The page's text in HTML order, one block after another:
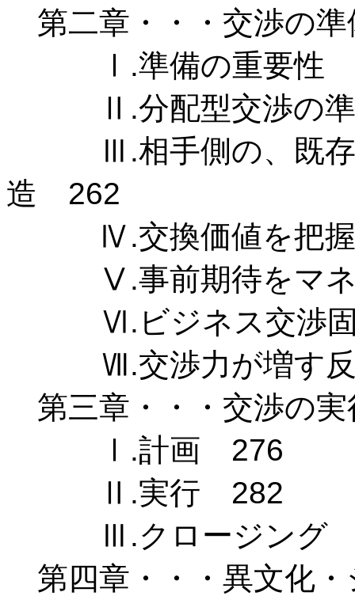
第二章・・・交渉の
Ⅰ.準備の重要性
Ⅱ.分配型交渉の準
Ⅲ.相手側の、既存ニ
造 262
Ⅳ.交換価値を把
Ⅴ.事前期待をマネ
Ⅵ.ビジネス交渉固
Ⅶ.交渉力が増す反
第三章・・・交渉の
Ⅰ.計画 276
Ⅱ.実行 282
Ⅲ.クロージング
第四章・・・異文化・